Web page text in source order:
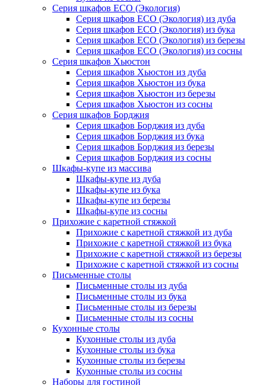
Серия шкафов ECO (Экология)
Серия шкафов ECO (Экология) из дуба
Серия шкафов ECO (Экология) из бука
Серия шкафов ECO (Экология) из березы
Серия шкафов ECO (Экология) из сосны
Серия шкафов Хьюстон
Серия шкафов Хьюстон из дуба
Серия шкафов Хьюстон из бука
Серия шкафов Хьюстон из березы
Серия шкафов Хьюстон из сосны
Серия шкафов Борджия
Серия шкафов Борджия из дуба
Серия шкафов Борджия из бука
Серия шкафов Борджия из березы
Серия шкафов Борджия из сосны
Шкафы-купе из массива
Шкафы-купе из дуба
Шкафы-купе из бука
Шкафы-купе из березы
Шкафы-купе из сосны
Прихожие с каретной стяжкой
Прихожие с каретной стяжкой из дуба
Прихожие с каретной стяжкой из бука
Прихожие с каретной стяжкой из березы
Прихожие с каретной стяжкой из сосны
Письменные столы
Письменные столы из дуба
Письменные столы из бука
Письменные столы из березы
Письменные столы из сосны
Кухонные столы
Кухонные столы из дуба
Кухонные столы из бука
Кухонные столы из березы
Кухонные столы из сосны
Наборы для гостиной